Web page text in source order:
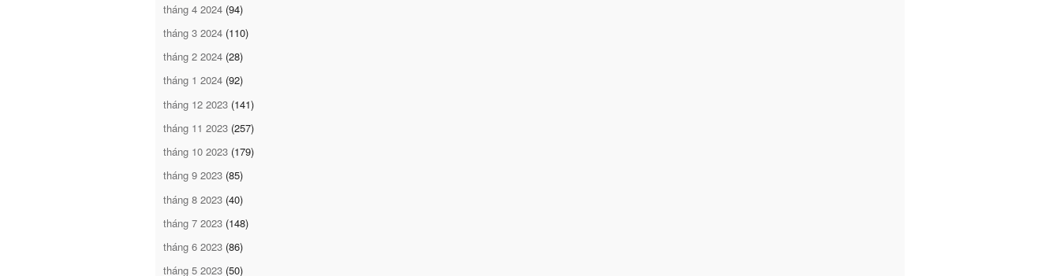
tháng 4 2024 (94)
tháng 3 2024 (110)
tháng 2 2024 (28)
tháng 1 2024 (92)
tháng 12 2023 (141)
tháng 11 2023 (257)
tháng 10 2023 (179)
tháng 9 2023 (85)
tháng 8 2023 (40)
tháng 7 2023 (148)
tháng 6 2023 (86)
tháng 5 2023 (50)